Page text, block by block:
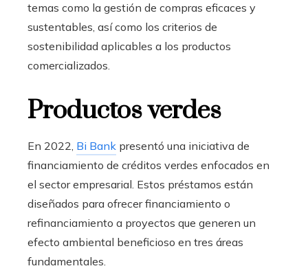
temas como la gestión de compras eficaces y
sustentables, así como los criterios de
sostenibilidad aplicables a los productos
comercializados.
Productos verdes
En 2022, Bi Bank presentó una iniciativa de
financiamiento de créditos verdes enfocados en
el sector empresarial. Estos préstamos están
diseñados para ofrecer financiamiento o
refinanciamiento a proyectos que generen un
efecto ambiental beneficioso en tres áreas
fundamentales.